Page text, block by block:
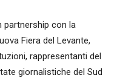
partnership con la
Fiera del Levante,
rappresentanti del
giornalistiche del Sud